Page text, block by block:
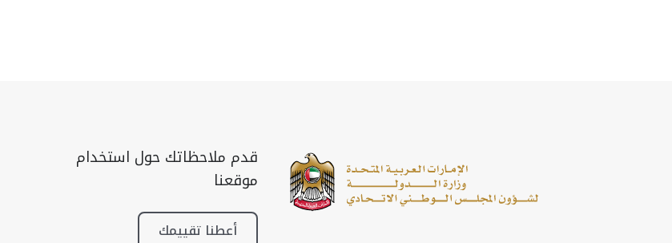
قدم ملاحظاتك حول استخدام
موقعنا
أعطنا تقييمك